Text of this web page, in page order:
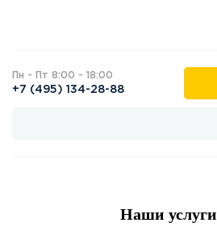
Пн - Пт 8:00 - 18:00
+7 (495) 134-28-88
Наши услуги